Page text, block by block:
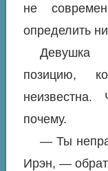
не
определить
Девушка
позицию,
почему.
— Ты
Ирэн, —